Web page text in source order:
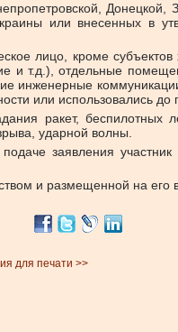
Донецкой,
или внесенных в
лицо, кроме субъектов
и т.д.), отдельные
инженерные
или использовались до
ракет,
ударной волны.
заявления
и размещенной на его
для печати >>